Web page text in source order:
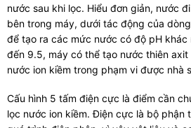
nước sau khi lọc. Hiểu đơn giản, nước
bên trong máy, dưới tác động của
để tạo ra các mức nước có độ pH khác
đến 9.5, máy có thể tạo nước thiên
nước ion kiềm trong phạm vi được nhà
Cấu hình 5 tấm điện cực là điểm cần
lọc nước ion kiềm. Điện cực là bộ phận